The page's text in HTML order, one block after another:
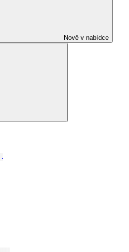
Nově v nabídce